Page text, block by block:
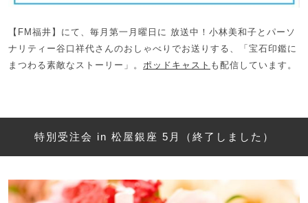
【FM福井】にて、毎月第一月曜日に 放送中！小林美和子とパーソ
ナリティー谷口祥代さんのおしゃべりでお送りする、「宝石印鑑に
まつわる素敵なストーリー」。 ポッドキャスト も配信しています。
特別受注会 in 松屋銀座 5月（終了しました）